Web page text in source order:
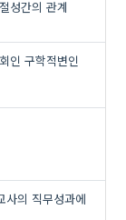
성간의 관계
인 구학적변인
사의 직무성과에